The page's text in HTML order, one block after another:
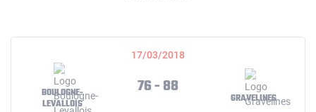
17/03/2018
BOULOGNE-
LEVALLOIS
76 - 88
GRAVELINES